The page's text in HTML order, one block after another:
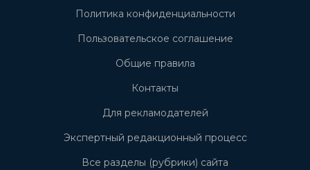
Политика конфиденциальности
Пользовательское соглашение
Общие правила
Контакты
Для рекламодателей
Экспертный редакционный процесс
Все разделы (рубрики) сайта